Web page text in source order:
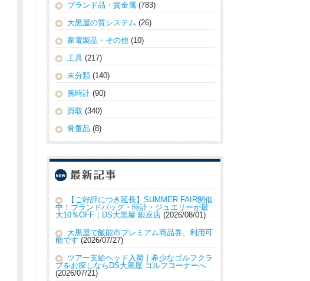
ブランド品・貴金属 (783)
大黒屋の質システム (26)
家電製品・その他 (10)
工具 (217)
未分類 (140)
腕時計 (90)
買取 (340)
骨董品 (8)
【ご好評につき延長】SUMMER FAIR開催
中！ブランドバッグ・時計・ジュエリーが最
大10％OFF｜DS大黒屋 銀座店 2026/08/01
大黒屋で飯能市プレミアム商品券、利用可
能です 2026/07/27
ツアー支給ヘッド入荷｜希少なゴルフクラ
ブをお探しならDS大黒屋 ゴルフコーナーへ
2026/07/21